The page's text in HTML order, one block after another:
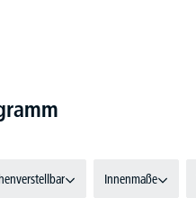
Innenmaße